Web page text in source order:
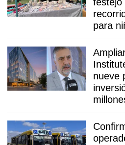
para
nueve